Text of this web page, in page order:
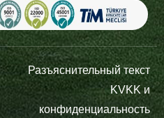
Разъяснительный текст
KVKK и
конфиденциальность